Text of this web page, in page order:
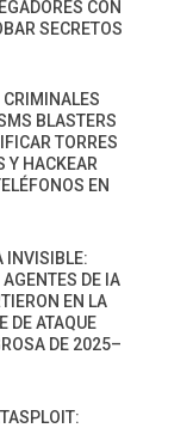
CON
SECRETOS
CRIMINALES
BLASTERS
TORRES
Y HACKEAR
EN
INVISIBLE:
DE IA
EN LA
DE ATAQUE
DE 2025–